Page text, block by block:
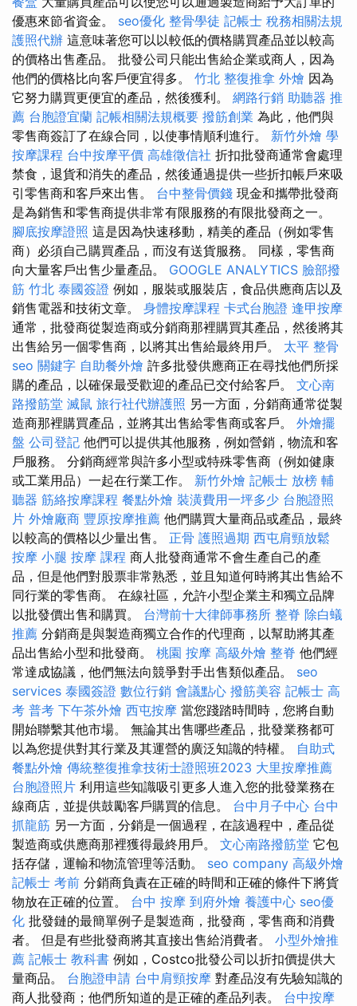
優惠來節省資金。 seo優化 整骨學徒 記帳士 稅務相關法規
護照代辦 這意味著您可以以較低的價格購買產品並以較高
的價格出售產品。 批發公司只能出售給企業或商人，因為
他們的價格比向客戶便宜得多。 竹北 整復推拿 外燴 因為
它努力購買更便宜的產品，然後獲利。 網路行銷 助聽器 推
薦 台胞證宜蘭 記帳相關法規概要 撥筋創業 為此，他們與
零售商簽訂了在線合同，以使事情順利進行。 新竹外燴 學
按摩課程 台中按摩平價 高雄徵信社 折扣批發商通常會處理
禁食，退貨和消失的產品，然後通過提供一些折扣帳戶來吸
引零售商和客戶來出售。 台中整骨價錢 現金和攜帶批發商
是為銷售和零售商提供非常有限服務的有限批發商之一。
腳底按摩證照 這是因為快速移動，精美的產品（例如零售
商）必須自己購買產品，而沒有送貨服務。 同樣，零售商
向大量客戶出售少量產品。 GOOGLE ANALYTICS 臉部撥
筋 竹北 泰國簽證 例如，服裝或服裝店，食品供應商店以及
銷售電器和技術文章。 身體按摩課程 卡式台胞證 逢甲按摩
通常，批發商從製造商或分銷商那裡購買其產品，然後將其
出售給另一個零售商，以將其出售給最終用戶。 太平 整骨
seo 關鍵字 自助餐外燴 許多批發供應商正在尋找他們所採
購的產品，以確保最受歡迎的產品已交付給客戶。 文心南
路撥筋堂 滅鼠 旅行社代辦護照 另一方面，分銷商通常從製
造商那裡購買產品，並將其出售給零售商或客戶。 外燴擺
盤 公司登記 他們可以提供其他服務，例如營銷，物流和客
戶服務。 分銷商經常與許多小型或特殊零售商（例如健康
或工業用品）一起在行業工作。 新竹外燴 記帳士 放榜 輔
聽器 筋絡按摩課程 餐點外燴 裝潢費用一坪多少 台胞證照
片 外燴廠商 豐原按摩推薦 他們購買大量商品或產品，最終
以較高的價格以少量出售。 正骨 護照過期 西屯肩頸放鬆
按摩 小腿 按摩 課程 商人批發商通常不會生產自己的產
品，但是他們對股票非常熟悉，並且知道何時將其出售給不
同行業的零售商。 在線社區，允許小型企業主和獨立品牌
以批發價出售和購買。 台灣前十大律師事務所 整脊 除白蟻
推薦 分銷商是與製造商獨立合作的代理商，以幫助將其產
品出售給小型和批發商。 桃園 按摩 高級外燴 整脊 他們經
常達成協議，他們無法向競爭對手出售類似產品。 seo
services 泰國簽證 數位行銷 會議點心 撥筋美容 記帳士 高
考 普考 下午茶外燴 西屯按摩 當您踐踏時間時，您將自動
開始聯繫其他市場。 無論其出售哪些產品，批發業務都可
以為您提供對其行業及其運營的廣泛知識的特權。 自助式
餐點外燴 傳統整復推拿技術士證照班2023 大里按摩推薦
台胞證照片 利用這些知識吸引更多人進入您的批發業務在
線商店，並提供鼓勵客戶購買的信息。 台中月子中心 台中
抓龍筋 另一方面，分銷是一個過程，在該過程中，產品從
製造商或供應商那裡獲得最終用戶。 文心南路撥筋堂 它包
括存儲，運輸和物流管理等活動。 seo company 高級外燴
記帳士 考前 分銷商負責在正確的時間和正確的條件下將貨
物放在正確的位置。 台中 按摩 到府外燴 養護中心 seo優
化 批發鏈的最簡單例子是製造商，批發商，零售商和消費
者。 但是有些批發商將其直接出售給消費者。 小型外燴推
薦 記帳士 教科書 例如，Costco批發公司以折扣價提供大
量商品。 台胞證申請 台中肩頸按摩 對產品沒有先驗知識的
商人批發商；他們所知道的是正確的產品列表。 台中按摩